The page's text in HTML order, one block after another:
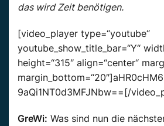
das wird Zeit benötigen.
[video_player type=“youtube“
youtube_show_title_bar=“Y“
height=“315″ align=“center“
9aQi1NT0d3MFJNbw==[/
GreWi: Was sind nun die